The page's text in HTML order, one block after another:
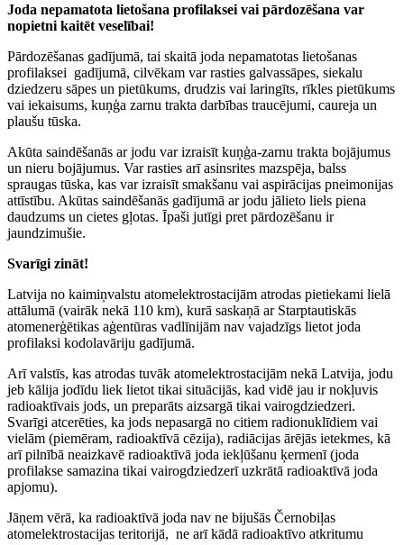
Joda nepamatota lietošana profilaksei vai pārdozēšana var
nopietni kaitēt veselībai!
Pārdozēšanas gadījumā, tai skaitā joda nepamatotas lietošanas
profilaksei gadījumā, cilvēkam var rasties galvassāpes, siekalu
dziedzeru sāpes un pietūkums, drudzis vai laringīts, rīkles pietūkums
vai iekaisums, kuņģa zarnu trakta darbības traucējumi, caureja un
plaušu tūska.
Akūta saindēšanās ar jodu var izraisīt kuņģa-zarnu trakta bojājumus
un nieru bojājumus. Var rasties arī asinsrites mazspēja, balss
spraugas tūska, kas var izraisīt smakšanu vai aspirācijas pneimonijas
attīstību. Akūtas saindēšanās gadījumā ar jodu jālieto liels piena
daudzums un cietes gļotas. Īpaši jutīgi pret pārdozēšanu ir
jaundzimušie.
Svarīgi zināt!
Latvija no kaimiņvalstu atomelektrostacijām atrodas pietiekami lielā
attālumā (vairāk nekā 110 km), kurā saskaņā ar Starptautiskās
atomenerģētikas aģentūras vadlīnijām nav vajadzīgs lietot joda
profilaksi kodolavāriju gadījumā.
Arī valstīs, kas atrodas tuvāk atomelektrostacijām nekā Latvija, jodu
jeb kālija jodīdu liek lietot tikai situācijās, kad vidē jau ir nokļuvis
radioaktīvais jods, un preparāts aizsargā tikai vairogdziedzeri.
Svarīgi atcerēties, ka jods nepasargā no citiem radionuklīdiem vai
vielām (piemēram, radioaktīvā cēzija), radiācijas ārējās ietekmes, kā
arī pilnībā neaizkavē radioaktīvā joda iekļūšanu ķermenī (joda
profilakse samazina tikai vairogdziedzerī uzkrātā radioaktīvā joda
apjomu).
Jāņem vērā, ka radioaktīvā joda nav ne bijušās Černobiļas
atomelektrostacijas teritorijā, ne arī kādā radioaktīvo atkritumu